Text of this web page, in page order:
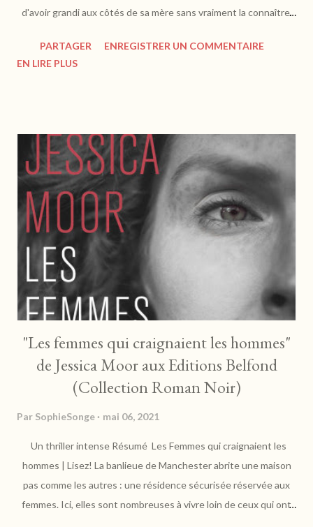
d'avoir grandi aux côtés de sa mère sans vraiment la connaître.
vivre : il décide alors de l’emmener pour une journée, pour qu’ils
puissent rattraper le temps perdu, loin des tuyaux et des
n'ait pas eu le sentiment d'établir ce lien si humain et pourtant
essentiel ? Atteinte d'un cancer, il pressent qu'ils doivent
tenter l'impossible avant le grand voyage. Y parviendront-ils ? C
'est un roman poignant sur la parentalité avec sa pudeur et ses
mystères. Vincent nous touche par ses mots intimes, ravageurs.
PARTAGER
ENREGISTRER UN COMMENTAIRE
EN LIRE PLUS
"Les femmes qui craignaient les hommes"
de Jessica Moor aux Editions Belfond
(Collection Roman Noir)
Par SophieSonge mai 06, 2021
Un thriller intense Résumé Les Femmes qui craignaient les
hommes | Lisez! La banlieue de Manchester abrite une maison
pas comme les autres : une résidence sécurisée réservée aux
femmes. Ici, elles sont nombreuses à vivre loin de ceux qui ont